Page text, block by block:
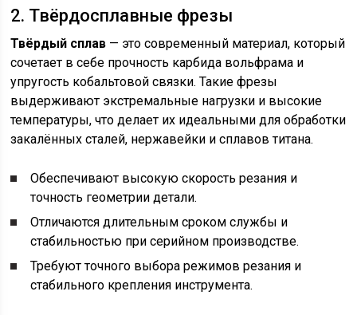
2. Твёрдосплавные фрезы
Твёрдый сплав — это современный материал, который
сочетает в себе прочность карбида вольфрама и
упругость кобальтовой связки. Такие фрезы
выдерживают экстремальные нагрузки и высокие
температуры, что делает их идеальными для обработки
закалённых сталей, нержавейки и сплавов титана.
Обеспечивают высокую скорость резания и
точность геометрии детали.
Отличаются длительным сроком службы и
стабильностью при серийном производстве.
Требуют точного выбора режимов резания и
стабильного крепления инструмента.